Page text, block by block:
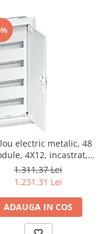
electric metalic, 48
4X12, incastrat,
Hager, Univers, IP30,
FWU41S
1.311,37 Lei
1.231,31 Lei
ADAUGA IN COS